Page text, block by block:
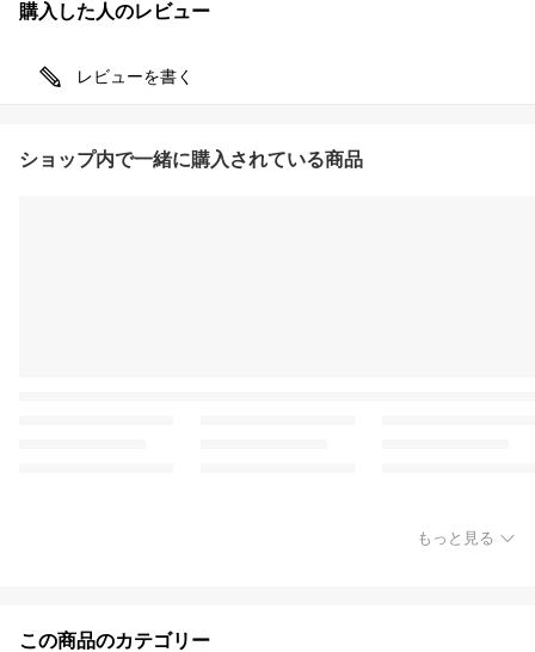
購入した人のレビュー
レビューを書く
ショップ内で一緒に購入されている商品
もっと見る
この商品のカテゴリー